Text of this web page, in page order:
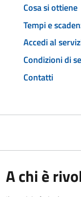
Cosa si ottiene
Tempi e
Accedi al
Condizioni di
Contatti
A chi è